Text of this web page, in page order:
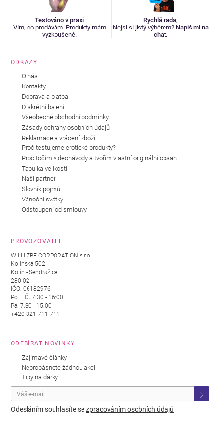
Testováno v praxi
Vím, co prodávám. Produkty mám
vyzkoušené.
Rychlá rada,
Nejsi si jistý výběrem? Napiš mi na
chat.
ODKAZY
O nás
Kontakty
Doprava a platba
Diskrétní balení
Všeobecné obchodní podmínky
Zásady ochrany osobních údajů
Reklamace a vrácení zboží
Proč testujeme erotické produkty?
Proč točím videonávody a tvořím vlastní originální obsah
Tabulka velikostí
Naši partneři
Slovník pojmů
Vánoční svátky
Odstoupení od smlouvy
PROVOZOVATEL
WILLI-ZBF CORPORATION s.r.o.
Kolínská 502
Kolín - Sendražice
280 02
IČO: 06182976
Po – Čt 7:30 - 16:00
Pá: 7:30 - 15:00
+420 321 711 711
ODEBÍRAT NOVINKY
Zajímavé články
Nepropásnete žádnou akci
Tipy na dárky
Odesláním souhlasíte sezpracováním osobních údajů